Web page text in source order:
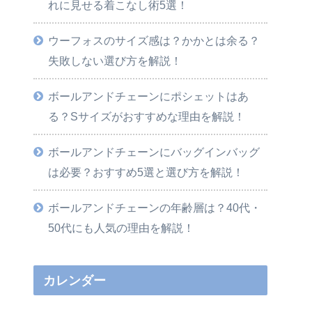
れに見せる着こなし術5選！
ウーフォスのサイズ感は？かかとは余る？
失敗しない選び方を解説！
ボールアンドチェーンにポシェットはあ
る？Sサイズがおすすめな理由を解説！
ボールアンドチェーンにバッグインバッグ
は必要？おすすめ5選と選び方を解説！
ボールアンドチェーンの年齢層は？40代・
50代にも人気の理由を解説！
カレンダー